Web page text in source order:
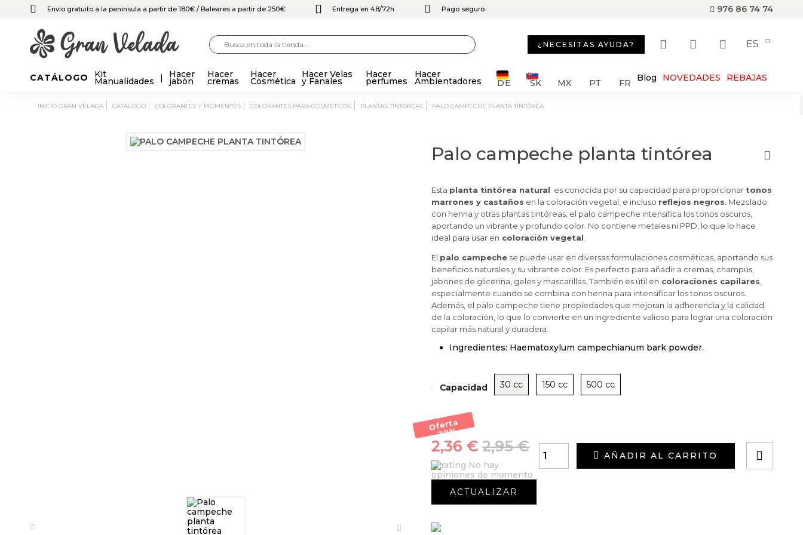
Envío gratuito a la península a partir de 180€ / Baleares a partir de 250€ Entrega en 48/72h Pago seguro 976 86 74 74
¿NECESITAS AYUDA? ES
CATÁLOGO Kit
Manualidades
Hacer
jabón
Hacer
cremas
Hacer
Cosmética
Hacer Velas
y Fanales
Hacer
perfumes
Hacer
Ambientadores DE SK MX PT FR Blog NOVEDADES REBAJAS
INICIO GRAN VELADA CATÁLOGO COLORANTES Y PIGMENTOS COLORANTES PARA COSMETICOS PLANTAS TINTOREAS PALO CAMPECHE PLANTA TINTÓREA
Palo campeche planta tintórea
Esta planta tintórea natural es conocida por su capacidad para proporcionar tonos
marrones y castaños en la coloración vegetal, e incluso reflejos negros . Mezclado
con henna y otras plantas tintóreas, el palo campeche intensifica los tonos oscuros,
aportando un vibrante y profundo color. No contiene metales ni PPD, lo que lo hace
ideal para usar en coloración vegetal
El palo campeche se puede usar en diversas formulaciones cosméticas, aportando sus
beneficios naturales y su vibrante color. Es perfecto para añadir a cremas, champús,
jabones de glicerina, geles y mascarillas. También es útil en coloraciones capilares
especialmente cuando se combina con henna para intensificar los tonos oscuros.
Además, el palo campeche tiene propiedades que mejoran la adherencia y la calidad
de la coloración, lo que lo convierte en un ingrediente valioso para lograr una coloración
capilar más natural y duradera.
Ingredientes: Haematoxylum campechianum bark powder.
Capacidad 30 cc 150 cc 500 cc
Oferta
-20
%
2,95 €
2,36 €
No hay
opiniones de momento
AÑADIR AL CARRITO